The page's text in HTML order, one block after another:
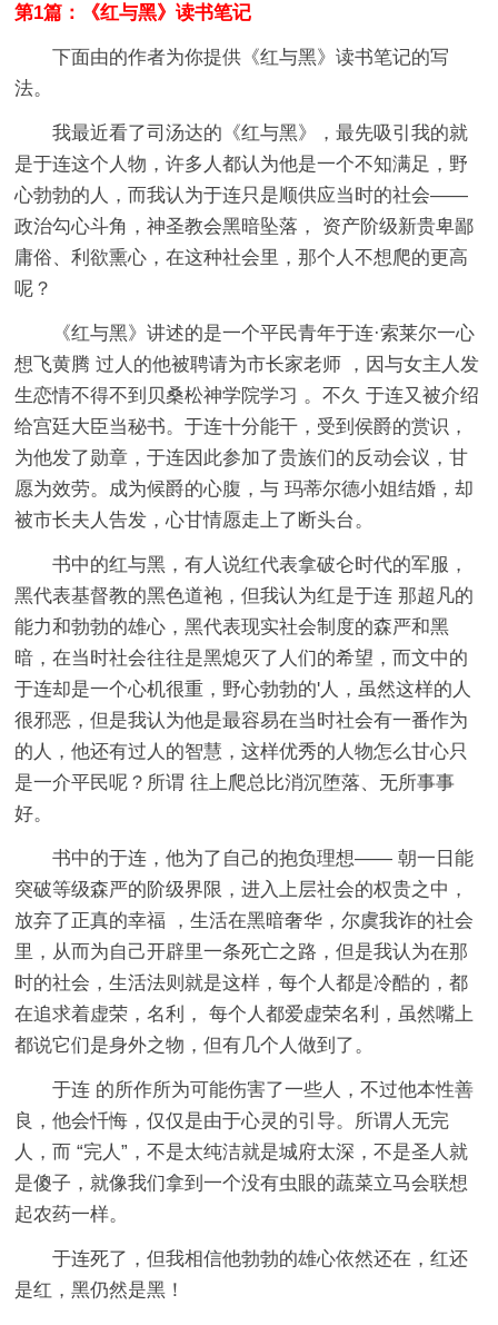
第1篇：《红与黑》读书笔记
下面由的作者为你提供《红与黑》读书笔记的写
法。
我最近看了司汤达的《红与黑》，最先吸引我的就
是于连这个人物，许多人都认为他是一个不知满足，野
心勃勃的人，而我认为于连只是顺供应当时的社会——
政治勾心斗角，神圣教会黑暗坠落， 资产阶级新贵卑鄙
庸俗、利欲熏心，在这种社会里，那个人不想爬的更高
呢？
《红与黑》讲述的是一个平民青年于连·索莱尔一心
想飞黄腾 过人的他被聘请为市长家老师 ，因与女主人发
生恋情不得不到贝桑松神学院学习 。不久 于连又被介绍
给宫廷大臣当秘书。于连十分能干，受到侯爵的赏识，
为他发了勋章，于连因此参加了贵族们的反动会议，甘
愿为效劳。成为候爵的心腹，与 玛蒂尔德小姐结婚，却
被市长夫人告发，心甘情愿走上了断头台。
书中的红与黑，有人说红代表拿破仑时代的军服，
黑代表基督教的黑色道袍，但我认为红是于连 那超凡的
能力和勃勃的雄心，黑代表现实社会制度的森严和黑
暗，在当时社会往往是黑熄灭了人们的希望，而文中的
于连却是一个心机很重，野心勃勃的'人，虽然这样的人
很邪恶，但是我认为他是最容易在当时社会有一番作为
的人，他还有过人的智慧，这样优秀的人物怎么甘心只
是一介平民呢？所谓 往上爬总比消沉堕落、无所事事
好。
书中的于连，他为了自己的抱负理想—— 朝一日能
突破等级森严的阶级界限，进入上层社会的权贵之中，
放弃了正真的幸福 ，生活在黑暗奢华，尔虞我诈的社会
里，从而为自己开辟里一条死亡之路，但是我认为在那
时的社会，生活法则就是这样，每个人都是冷酷的，都
在追求着虚荣，名利， 每个人都爱虚荣名利，虽然嘴上
都说它们是身外之物，但有几个人做到了。
于连 的所作所为可能伤害了一些人，不过他本性善
良，他会忏悔，仅仅是由于心灵的引导。所谓人无完
人，而 “完人”，不是太纯洁就是城府太深，不是圣人就
是傻子，就像我们拿到一个没有虫眼的蔬菜立马会联想
起农药一样。
于连死了，但我相信他勃勃的雄心依然还在，红还
是红，黑仍然是黑！